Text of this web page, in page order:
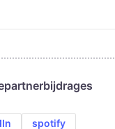
partnerbijdrages
spotify